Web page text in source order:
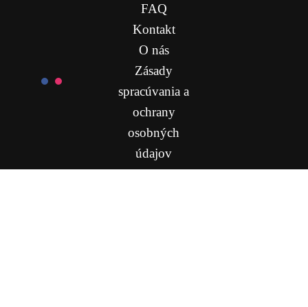
FAQ
Kontakt
O nás
Zásady
spracúvania a
ochrany
osobných
údajov